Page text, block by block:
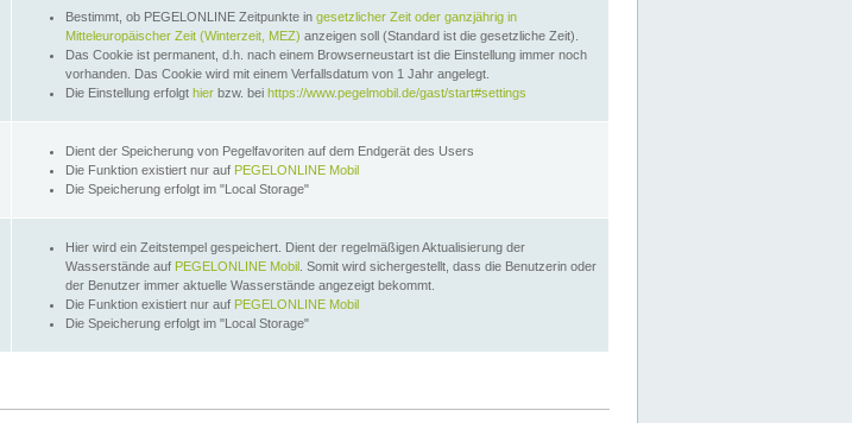
Bestimmt, ob PEGELONLINE Zeitpunkte in gesetzlicher Zeit oder ganzjährig in
Mitteleuropäischer Zeit (Winterzeit, MEZ) anzeigen soll (Standard ist die gesetzliche Zeit).
Das Cookie ist permanent, d.h. nach einem Browserneustart ist die Einstellung immer noch
vorhanden. Das Cookie wird mit einem Verfallsdatum von 1 Jahr angelegt.
Die Einstellung erfolgt hier bzw. bei https://www.pegelmobil.de/gast/start#settings
Dient der Speicherung von Pegelfavoriten auf dem Endgerät des Users
Die Funktion existiert nur auf PEGELONLINE Mobil
Die Speicherung erfolgt im "Local Storage"
Hier wird ein Zeitstempel gespeichert. Dient der regelmäßigen Aktualisierung der
Wasserstände auf PEGELONLINE Mobil . Somit wird sichergestellt, dass die Benutzerin oder
der Benutzer immer aktuelle Wasserstände angezeigt bekommt.
Die Funktion existiert nur auf PEGELONLINE Mobil
Die Speicherung erfolgt im "Local Storage"